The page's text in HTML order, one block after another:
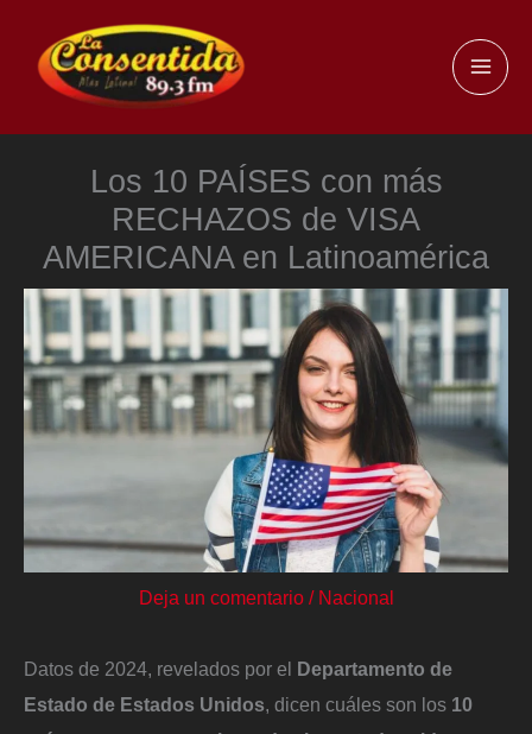
contenido
Los 10 PAÍSES con más
RECHAZOS de VISA
AMERICANA en Latinoamérica
Deja un comentario / Nacional
Datos de 2024, revelados por el Departamento de
Estado de Estados Unidos, dicen cuáles son los 10